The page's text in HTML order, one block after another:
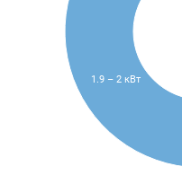
1.9 – 2 кВт